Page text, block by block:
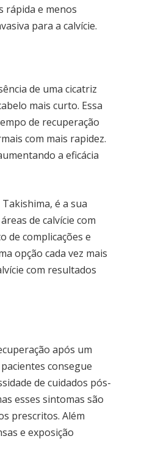
rápida e menos
para a calvície.
de uma cicatriz
mais curto. Essa
de recuperação
com mais rapidez.
a eficácia
é a sua
de calvície com
de complicações e
opção cada vez mais
com resultados
após um
consegue
de cuidados pós-
esses sintomas são
prescritos. Além
e exposição